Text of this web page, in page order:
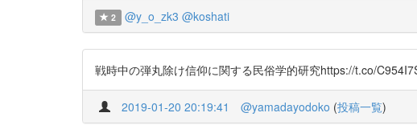
2 @y_o_zk3 @koshati
戦時中の弾丸除け信仰に関する民俗学的研究https://t.co/
2019-01-20 20:19:41 @yamadayodoko (投稿一覧)